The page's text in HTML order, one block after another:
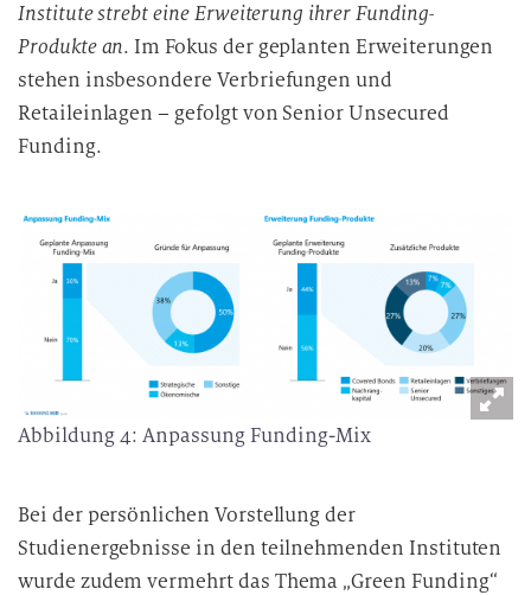
Institute strebt eine Erweiterung ihrer Funding-
Produkte an. Im Fokus der geplanten Erweiterungen
stehen insbesondere Verbriefungen und
Retaileinlagen – gefolgt von Senior Unsecured
Funding.
Abbildung 4: Anpassung Funding-Mix
Bei der persönlichen Vorstellung der
Studienergebnisse in den teilnehmenden Instituten
wurde zudem vermehrt das Thema „Green Funding“